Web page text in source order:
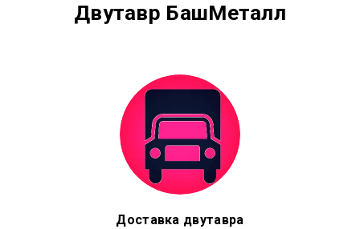
Двутавр БашМеталл
Доставка двутавра